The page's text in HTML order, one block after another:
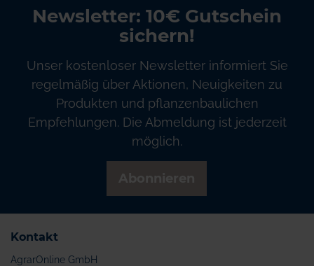
Newsletter: 10€ Gutschein
sichern!
Unser kostenloser Newsletter informiert Sie
regelmäßig über Aktionen, Neuigkeiten zu
Produkten und pflanzenbaulichen
Empfehlungen. Die Abmeldung ist jederzeit
möglich.
Kontakt
AgrarOnline GmbH